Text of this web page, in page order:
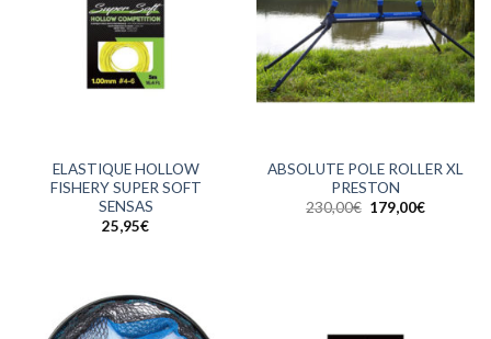
ELASTIQUE HOLLOW
FISHERY SUPER SOFT
SENSAS
25,95€
ABSOLUTE POLE ROLLER XL
PRESTON
230,00€ Le
179,00€Le